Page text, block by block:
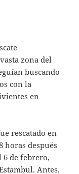
zona del
buscando
con la
en
rescatado en
horas después
6 de febrero,
Antes,